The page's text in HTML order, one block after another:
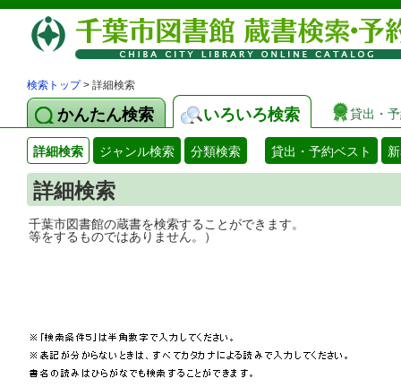
検索トップ> 詳細検索
かんたん検索 いろいろ検索 貸出・
詳細検索 ジャンル検索 分類検索 貸出・予約ベスト
詳細検索
千葉市図書館の蔵書を検索することがで
等をするものではありません。）